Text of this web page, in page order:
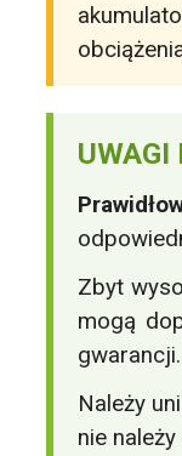
UWAGI
Zbyt
mogą
gwarancji.
Należy
nie